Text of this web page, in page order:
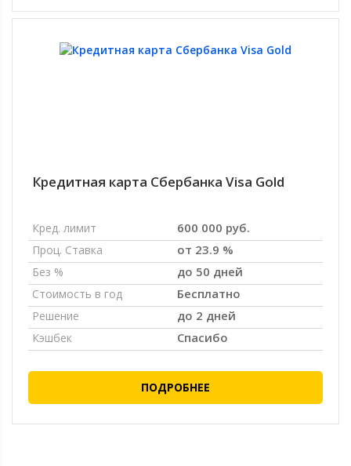
Кредитная карта Сбербанка Visa Gold
Кред. лимит 600 000 руб.
Проц. Ставка от 23.9 %
Без % до 50 дней
Стоимость в год Бесплатно
Решение до 2 дней
Кэшбек Спасибо
ПОДРОБНЕЕ